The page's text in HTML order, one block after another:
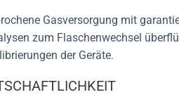
Gasversorgung mit
zum Flaschenwechsel
der Geräte.